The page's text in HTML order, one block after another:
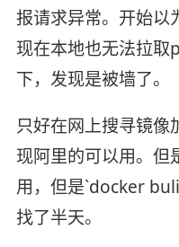
报请求异常。开始
现在本地也无法拉
下，发现是被墙了。
只好在网上搜寻镜像
现阿里的可以用。
用，但是`docker
找了半天。